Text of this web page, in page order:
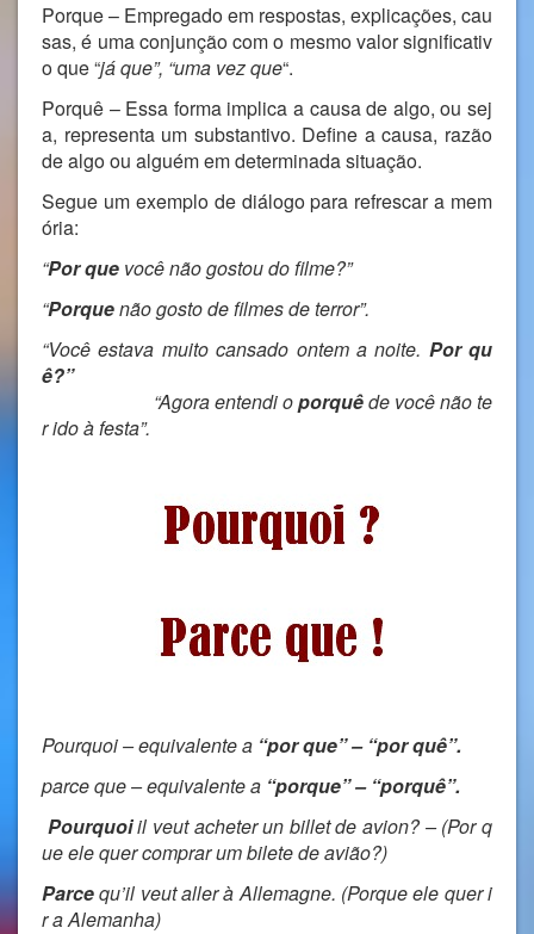
Porque – Empregado em respostas, explicações, cau
sas, é uma conjunção com o mesmo valor significativ
o que “já que”, “uma vez que“.
Porquê – Essa forma implica a causa de algo, ou sej
a, representa um substantivo. Define a causa, razão
de algo ou alguém em determinada situação.
Segue um exemplo de diálogo para refrescar a mem
ória:
“Por que você não gostou do filme?”
“Porquenão gosto de filmes de terror”.
“Você estava muito cansado ontem a noite. Por qu
ê?”
“Agora entendi oporquêde você não te
r ido à festa”.
Pourquoi – equivalente a “por que” – “por quê”.
parce que – equivalente a “porque” – “porquê”.
Pourquoiil veut acheter un billet de avion? – (Por q
ue ele quer comprar um bilete de avião?)
Parcequ’il veut aller à Allemagne. (Porque ele quer i
r a Alemanha)